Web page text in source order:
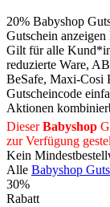
20% Babyshop
Gutschein anzeigen
Gilt für alle
reduzierte Ware,
BeSafe, Maxi-Cosi
Gutscheincode
Aktionen
DieserBabyshop
zur Verfügung
Kein
Alle Babyshop
30%
Rabatt